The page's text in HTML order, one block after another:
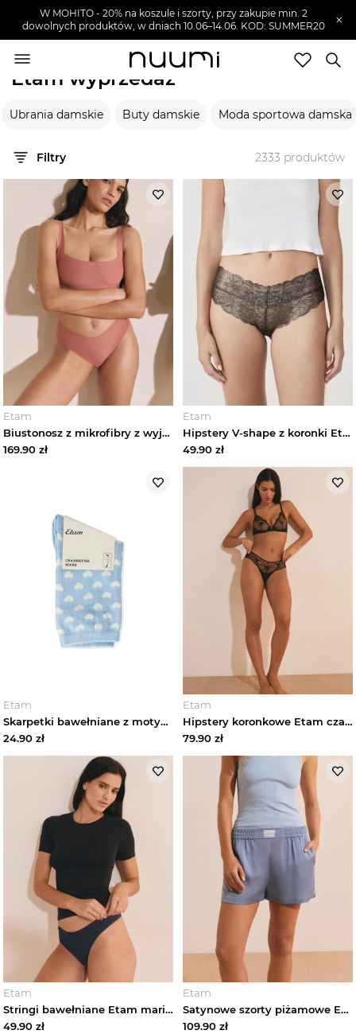
W MOHITO - 20% na koszule i szorty, przy zakupie min. 2
dowolnych produktów, w dniach 10.06–14.06. KOD: SUMMER20
×
Wyprzedaże
Etam wyprzedaż
Ubrania damskie Buty damskie Moda sportowa damska
Filtry 2333 produktów
Etam
Biustonosz z mikrofibry z wyjmowanymi wkładkami Etam rose fonce
169.90 zł
Etam
Hipstery V-shape z koronki Etam
49.90 zł
Etam
Skarpetki bawełniane z motywem serca Etam bleu ciel
24.90 zł
Etam
Hipstery koronkowe Etam czarny
79.90 zł
Etam
Stringi bawełniane Etam marine
49.90 zł
Etam
Satynowe szorty piżamowe Etam bleu
109.90 zł